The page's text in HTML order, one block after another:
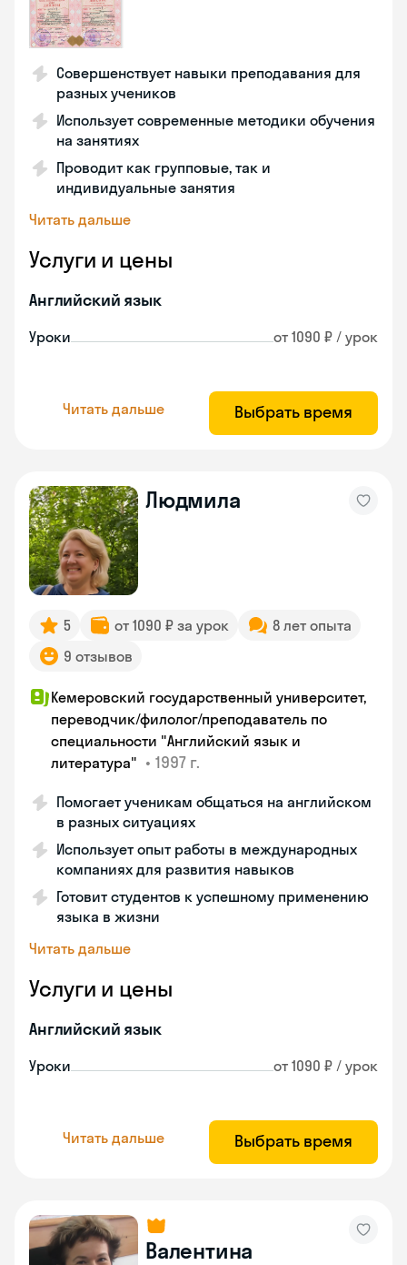
Совершенствует навыки преподавания для
разных учеников
Использует современные методики обучения
на занятиях
Проводит как групповые, так и
индивидуальные занятия
Читать дальше
Услуги и цены
Английский язык
Уроки от 1090 ₽ / урок
Читать дальше Выбрать время
Людмила
5 от 1090 ₽ за урок
8 лет опыта
9 отзывов
Кемеровский государственный университет,
переводчик/филолог/преподаватель по
специальности "Английский язык и
литература" • 1997 г.
Помогает ученикам общаться на английском
в разных ситуациях
Использует опыт работы в международных
компаниях для развития навыков
Готовит студентов к успешному применению
языка в жизни
Читать дальше
Услуги и цены
Английский язык
Уроки от 1090 ₽ / урок
Читать дальше Выбрать время
Валентина